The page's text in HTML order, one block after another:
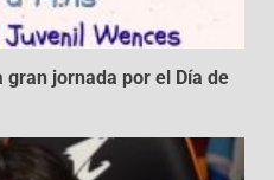
jornada por el Día de